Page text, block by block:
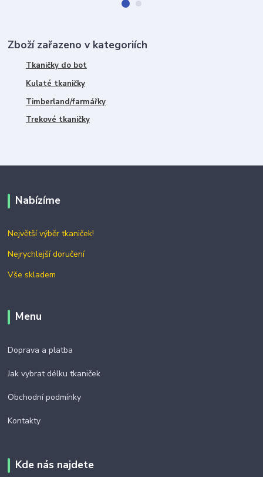
Zboží zařazeno v kategoriích
Tkaničky do bot
Kulaté tkaničky
Timberland/farmářky
Trekové tkaničky
Nabízíme
Největší výběr tkaniček!
Nejrychlejší doručení
Vše skladem
Menu
Doprava a platba
Jak vybrat délku tkaniček
Obchodní podmínky
Kontakty
Kde nás najdete